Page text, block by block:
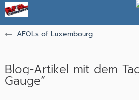
AFOLs of Luxembourg
Blog-Artikel mit dem
Gauge“